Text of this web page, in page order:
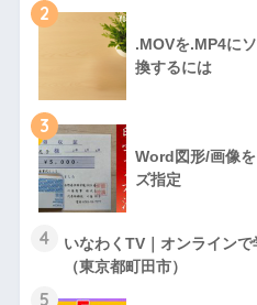
2
.MOVを.MP4に
換するには
3
Word図形/画像
ズ指定
4
いなわくTV｜オンライン
（東京都町田市）
5